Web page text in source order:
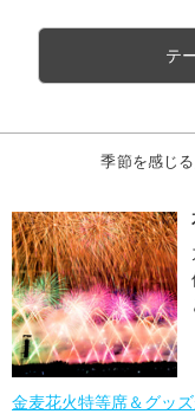
テ
季節を感じ
金麦花火特等席＆グッ